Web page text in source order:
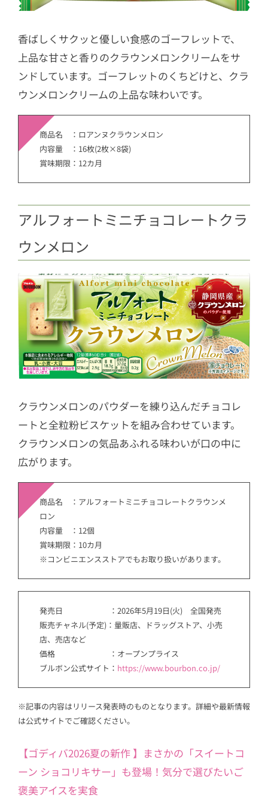
香ばしくサクッと優しい食感のゴーフレットで、
上品な甘さと香りのクラウンメロンクリームをサ
ンドしています。ゴーフレットのくちどけと、クラ
ウンメロンクリームの上品な味わいです。
商品名 ：ロアンヌクラウンメロン
内容量 ：16枚(2枚×8袋)
賞味期限：12カ月
アルフォートミニチョコレートクラ
ウンメロン
クラウンメロンのパウダーを練り込んだチョコレ
ートと全粒粉ビスケットを組み合わせています。
クラウンメロンの気品あふれる味わいが口の中に
広がります。
商品名 ：アルフォートミニチョコレートクラウンメ
ロン
内容量 ：12個
賞味期限：10カ月
※コンビニエンスストアでもお取り扱いがあります。
発売日 ：2026年5月19日(火) 全国発売
販売チャネル(予定)：量販店、ドラッグストア、小売
店、売店など
価格 ：オープンプライス
ブルボン公式サイト： https://www.bourbon.co.jp/
※記事の内容はリリース発表時のものとなります。詳細や最新情報
は公式サイトでご確認ください。
【ゴディバ2026夏の新作 】まさかの「スイートコ
ーン ショコリキサー」も登場！気分で選びたいご
褒美アイスを実食